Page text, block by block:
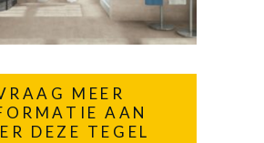
MEER
AAN
DEZE TEGEL